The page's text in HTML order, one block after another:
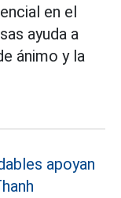
en el
ayuda a
ánimo y la